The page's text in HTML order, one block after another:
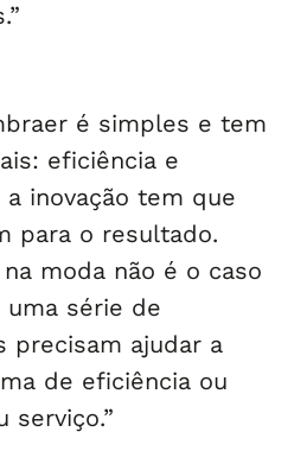
é simples e tem
eficiência e
a inovação tem que
para o resultado.
moda não é o caso
uma série de
precisam ajudar a
de eficiência ou
serviço.”